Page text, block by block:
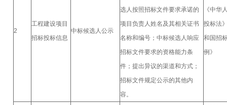
2
工程建设项目
招标投标信息
中标候选人公示
选人按照招标文件要求承诺的
项目负责人姓名及其相关证书
名称和编号；中标候选人响应
招标文件要求的资格能力条
件；提出异议的渠道和方式；
招标文件规定公示的其他内
容。
《中华
投标法
和国招
例》